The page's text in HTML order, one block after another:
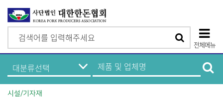
색
전체메뉴
단
모
기
업
정
보
품
및
업
시설/기자재